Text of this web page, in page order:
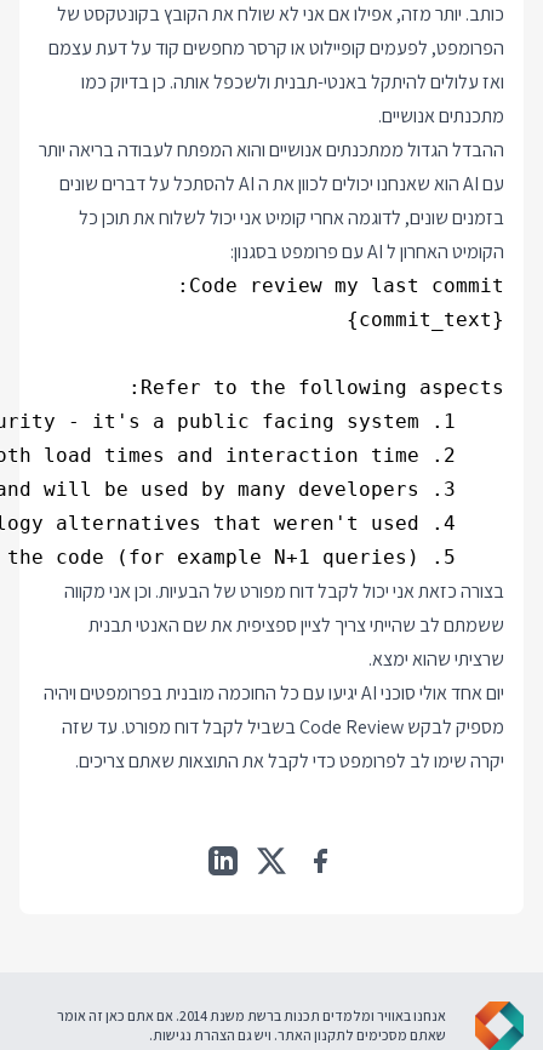
כותב. יותר מזה, אפילו אם אני לא שולח את הקובץ בקונטקסט של
הפרומפט, לפעמים קופיילוט או קרסר מחפשים קוד על דעת עצמם
ואז עלולים להיתקל באנטי-תבנית ולשכפל אותה. כן בדיוק כמו
מתכנתים אנושיים.
ההבדל הגדול ממתכנתים אנושיים והוא המפתח לעבודה בריאה יותר
עם AI הוא שאנחנו יכולים לכוון את ה AI להסתכל על דברים שונים
בזמנים שונים, לדוגמה אחרי קומיט אני יכול לשלוח את תוכן כל
הקומיט האחרון ל AI עם פרומפט בסגנון:
בצורה כזאת אני יכול לקבל דוח מפורט של הבעיות. וכן אני מקווה
ששמתם לב שהייתי צריך לציין ספציפית את שם האנטי תבנית
שרציתי שהוא ימצא.
יום אחד אולי סוכני AI יגיעו עם כל החוכמה מובנית בפרומפטים ויהיה
מספיק לבקש Code Review בשביל לקבל דוח מפורט. עד שזה
יקרה שימו לב לפרומפט כדי לקבל את התוצאות שאתם צריכים.
אנחנו באוויר ומלמדים תכנות ברשת משנת 2014. אם אתם כאן זה אומר
שאתם מסכימים לתקנון האתר. ויש גם הצהרת נגישות.